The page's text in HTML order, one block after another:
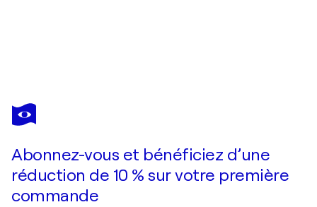
MIN ZOU
Viewpoint
Abonnez-vous et bénéficiez d’une
réduction de 10 % sur votre première
commande